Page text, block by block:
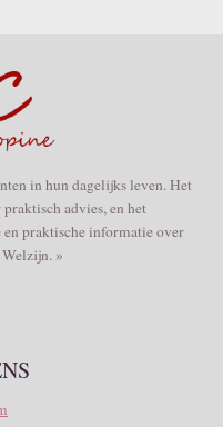
in hun dagelijks leven. Het
advies, en het
praktische informatie over
»